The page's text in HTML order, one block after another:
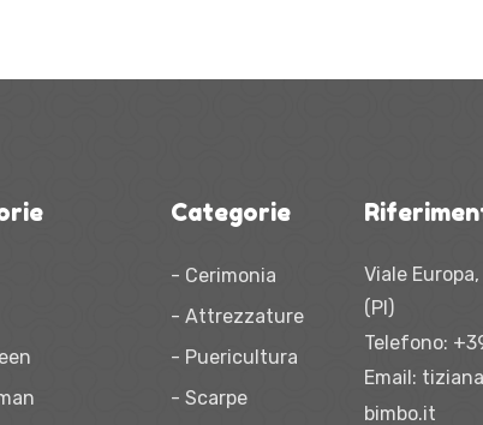
Categorie
- Cerimonia
- Attrezzature
- Puericultura
- Scarpe
Viale
(PI)
Telefono:
Email:
bimbo.it